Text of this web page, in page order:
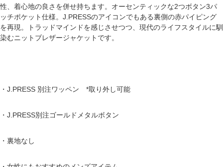
性、着心地の良さを併せ持ちます。オーセンティックな2つボタン3パ
ッチポケット仕様。J.PRESSのアイコンでもある裏側の赤パイピング
を再現。トラッドマインドを感じさせつつ、現代のライフスタイルに馴
染むニットブレザージャケットです。
・J.PRESS 別注ワッペン *取り外し可能
・J.PRESS別注ゴールドメタルボタン
・裏地なし